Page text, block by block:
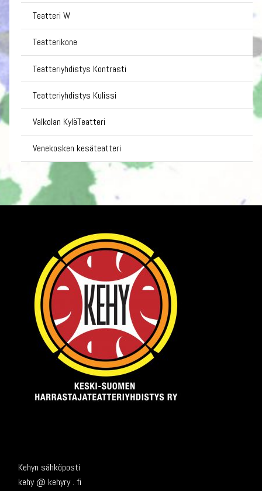
Teatteri W
Teatterikone
Teatteriyhdistys Kontrasti
Teatteriyhdistys Kulissi
Valkolan KyläTeatteri
Venekosken kesäteatteri
Kehyn sähköposti
kehy @ kehyry . fi